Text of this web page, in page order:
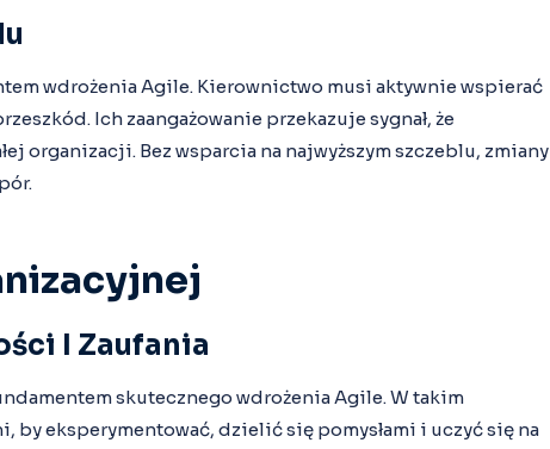
wdrożenia Agile. Kierownictwo musi aktywnie wspierać
Ich zaangażowanie przekazuje sygnał, że
organizacji. Bez wsparcia na najwyższym szczeblu, zmiany
I Zaufania
skutecznego wdrożenia Agile. W takim
eksperymentować, dzielić się pomysłami i uczyć się na